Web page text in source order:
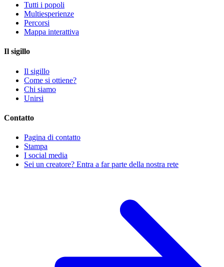
Tutti i popoli
Multiesperienze
Percorsi
Mappa interattiva
Il sigillo
Il sigillo
Come si ottiene?
Chi siamo
Unirsi
Contatto
Pagina di contatto
Stampa
I social media
Sei un creatore? Entra a far parte della nostra rete